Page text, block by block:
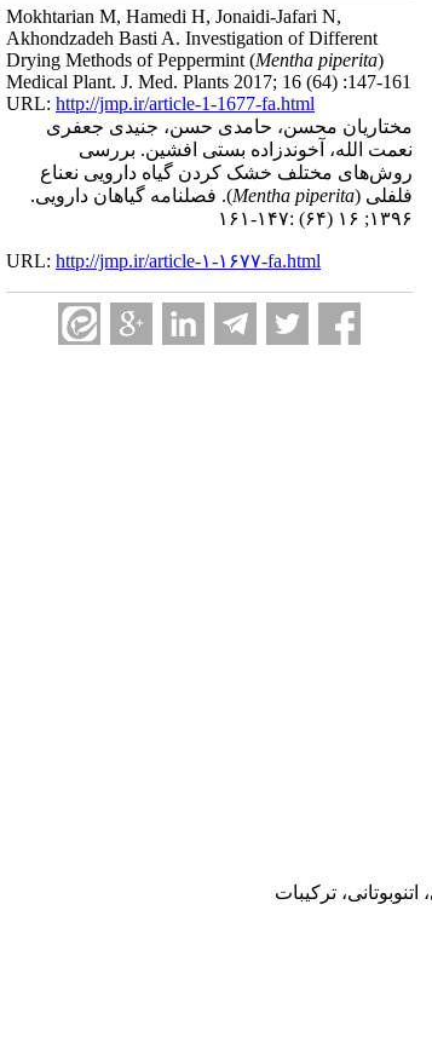
Mokhtarian M, Hamedi H, Jonaidi-Jafari N,
Akhondzadeh Basti A. Investigation of Different
Drying Methods of Peppermint (Mentha piperita)
Medical Plant. J. Med. Plants 2017; 16 (64) :147-161
URL: http://jmp.ir/article-1-1677-fa.html
مختاریان محسن، حامدی حسن، جنیدی جعفری
نعمت الله، آخوندزاده بستی افشین. بررسی
روش‌های مختلف خشک کردن گیاه دارویی نعناع
فلفلی (Mentha piperita). فصلنامه گياهان دارویی.
۱۳۹۶; ۱۶ (۶۴) :۱۴۷-۱۶۱
URL: http://jmp.ir/article-۱-۱۶۷۷-fa.html
ترکیبات